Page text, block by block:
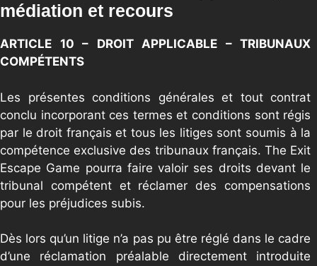
médiation et recours
ARTICLE 10 – DROIT APPLICABLE – TRIBUNAUX
COMPÉTENTS
Les présentes conditions générales et tout contrat
conclu incorporant ces termes et conditions sont régis
par le droit français et tous les litiges sont soumis à la
compétence exclusive des tribunaux français. The Exit
Escape Game pourra faire valoir ses droits devant le
tribunal compétent et réclamer des compensations
pour les préjudices subis.
Dès lors qu’un litige n’a pas pu être réglé dans le cadre
d’une réclamation préalable directement introduite